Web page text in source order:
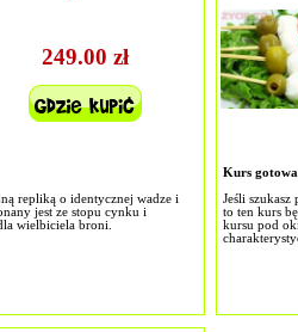
249.00 zł
repliką o identycznej wadze i
jest ze stopu cynku i
wielbiciela broni.
Kurs
Jeśli
to ten kurs
kursu pod